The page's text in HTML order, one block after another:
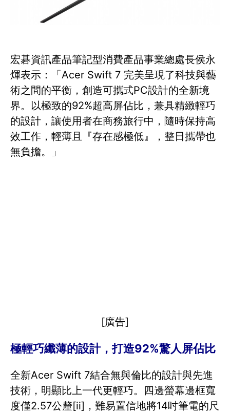
宏碁資訊產品筆記型消費產品事業總處長侯永
煇表示：「Acer Swift 7 完美呈現了科技與藝
術之間的平衡，創造可攜式PC設計的全新境
界。以極致的92%超高屏佔比，兼具精緻輕巧
的設計，讓使用者在商務旅行中，隨時保持高
效工作，輕薄且『存在感極低』，整日攜帶也
無負擔。」
[廣告]
極輕巧纖薄的設計，打造92%驚人屏佔比
全新Acer Swift 7結合無與倫比的設計與先進
技術，明顯比上一代更輕巧。四邊螢幕邊框寬
度僅2.57公釐[ii]，難易置信地將14吋筆電的尺